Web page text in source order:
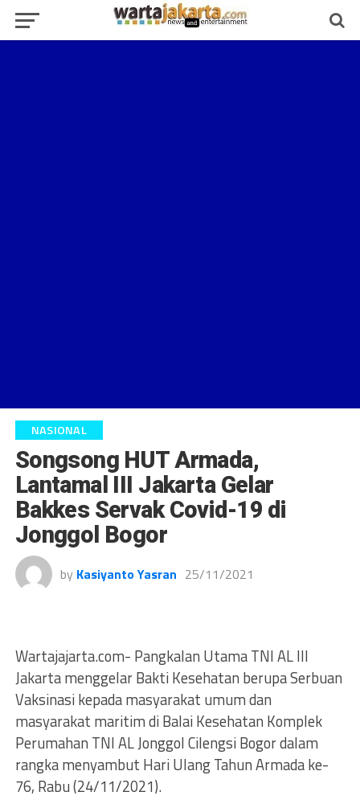
NASIONAL
Songsong HUT Armada,
Lantamal III Jakarta Gelar
Bakkes Servak Covid-19 di
Jonggol Bogor
by Kasiyanto Yasran 25/11/2021
Wartajajarta.com- Pangkalan Utama TNI AL III
Jakarta menggelar Bakti Kesehatan berupa Serbuan
Vaksinasi kepada masyarakat umum dan
masyarakat maritim di Balai Kesehatan Komplek
Perumahan TNI AL Jonggol Cilengsi Bogor dalam
rangka menyambut Hari Ulang Tahun Armada ke-
76, Rabu (24/11/2021).